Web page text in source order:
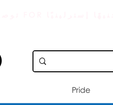
Pride